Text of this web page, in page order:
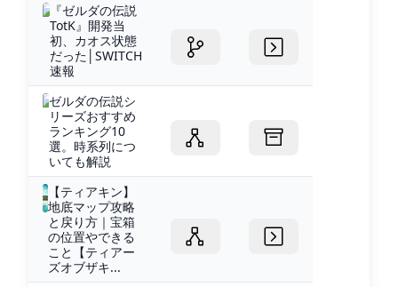
『ゼルダの伝説
TotK』開発当
初、カオス状態
だった│SWITCH
速報
ゼルダの伝説シ
リーズおすすめ
ランキング10
選。時系列につ
いても解説
【ティアキン】
地底マップ攻略
と戻り方｜宝箱
の位置やできる
こと【ティアー
ズオブザキ...